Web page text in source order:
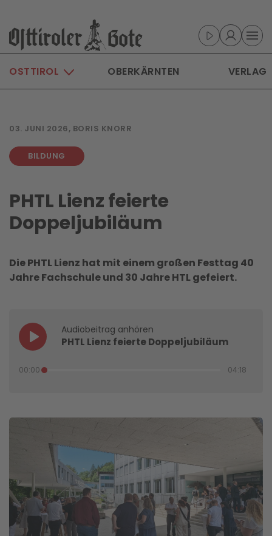
Skip to main content
OSTTIROL OBERKÄRNTEN VERLAG
03. JUNI 2026, BORIS KNORR
BILDUNG
PHTL Lienz feierte
Doppeljubiläum
Die PHTL Lienz hat mit einem großen Festtag 40
Jahre Fachschule und 30 Jahre HTL gefeiert.
Audiobeitrag anhören
PHTL Lienz feierte Doppeljubiläum
00:00 04:18